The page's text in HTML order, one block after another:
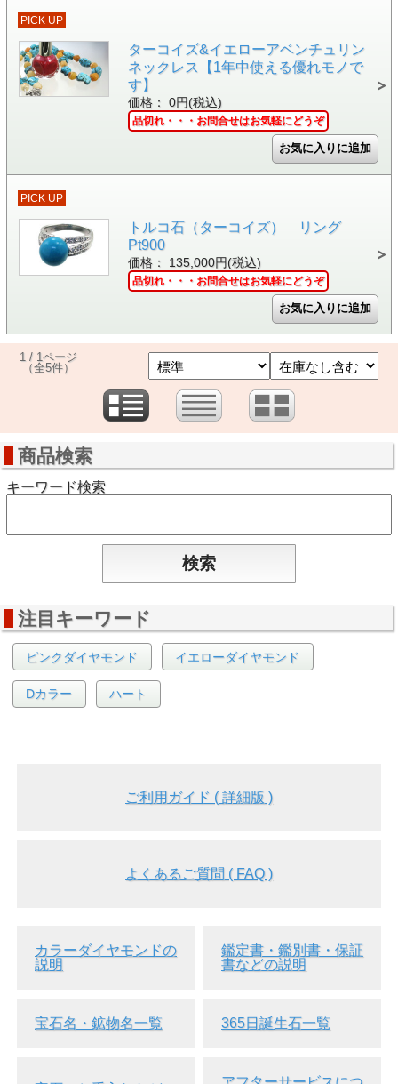
PICK UP
ターコイズ&イエローアベンチュリン
ネックレス【1年中使える優れモノで
す】
価格： 0円(税込)
品切れ・・・お問合せはお気軽にどうぞ
PICK UP
トルコ石（ターコイズ） リング
Pt900
価格： 135,000円(税込)
品切れ・・・お問合せはお気軽にどうぞ
1 / 1ページ
（全5件）
商品検索
キーワード検索
注目キーワード
ピンクダイヤモンド イエローダイヤモンド
Dカラー ハート
ご利用ガイド ( 詳細版 )
よくあるご質問 ( FAQ )
カラーダイヤモンドの
説明
鑑定書・鑑別書・保証
書などの説明
宝石名・鉱物名一覧 365日誕生石一覧